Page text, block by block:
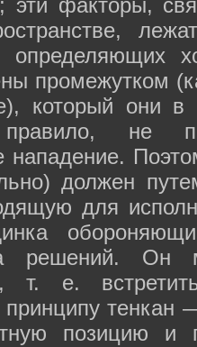
эти факторы,
определяющих
промежутком
который они в
не
нападение.
должен
для
решений. Он
т. е.
тенкан
позицию и